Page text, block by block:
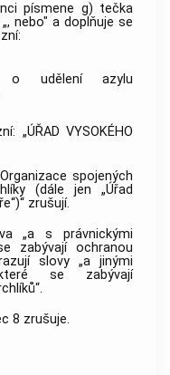
písmene g) tečka
nebo" a doplňuje se
udělení azylu
„ÚŘAD VYSOKÉHO
spojených
(dále jen „Úřad
zrušují.
„a s právnickými
zabývají ochranou
slovy „a jinými
které se zabývají
8 zrušuje.